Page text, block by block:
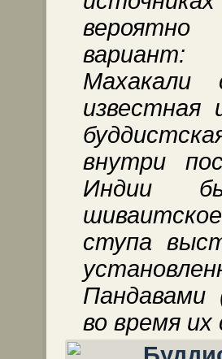
вариант:
известная
внутри
Индии
ступа
Пандавами
во время